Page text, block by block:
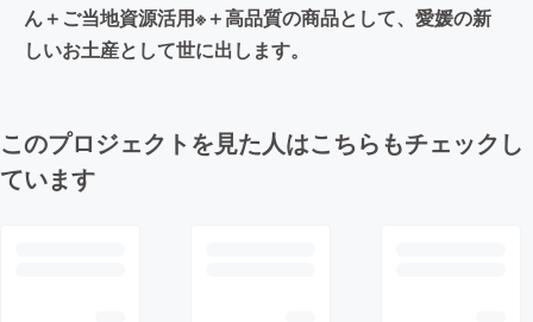
ん＋ご当地資源活用※＋高品質の商品として、愛媛の新
しいお土産として世に出します。
このプロジェクトを見た人はこちらもチェックし
ています